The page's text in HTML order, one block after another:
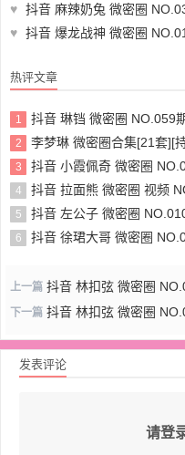
♥ 抖音 麻辣奶兔 微密圈
♥ 抖音 爆龙战神 微密圈 NO.010
热评文章
1 抖音 琳铛 微密圈 NO.059期
2 李梦琳 微密圈合集[21套][
3 抖音 小霞佩奇 微密圈 NO.010期
4 抖音 拉面熊 微密圈 视频
5 抖音 左公子 微密圈
6 抖音 徐珺大哥 微密圈 NO.010
上一篇 抖音 林扣弦 微密圈
下一篇 抖音 林扣弦 微密圈
发表评论
请登